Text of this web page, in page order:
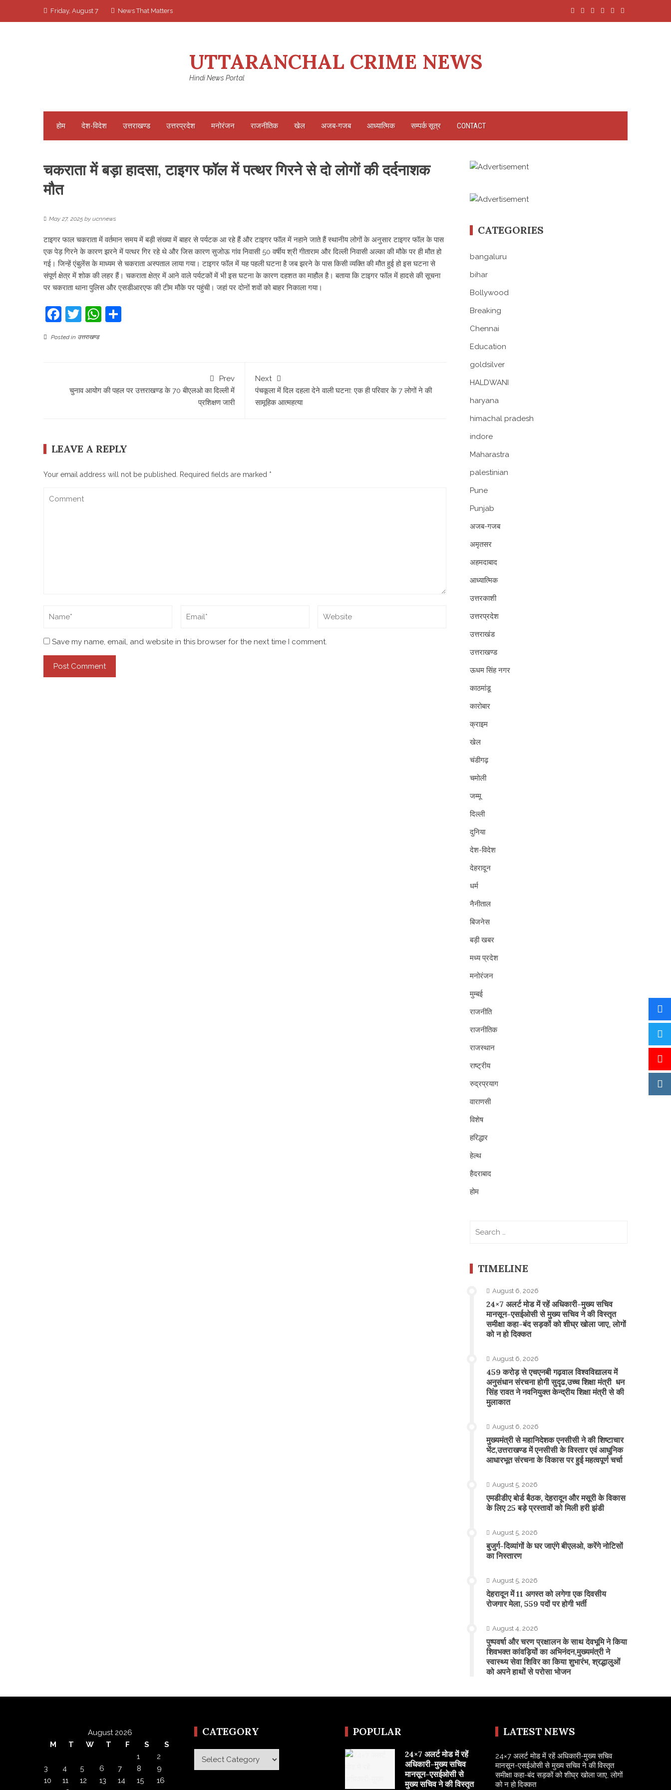
Friday, August 7 News That Matters
UTTARANCHAL CRIME NEWS
Hindi News Portal
होम देश-विदेश उत्तराखण्ड उत्तरप्रदेश मनोरंजन राजनीतिक खेल अजब-गजब आध्यात्मिक सम्पर्क सूत्र CONTACT
चकराता में बड़ा हादसा, टाइगर फॉल में पत्थर गिरने से दो लोगों की दर्दनाशक
मौत
May 27, 2025 by ucnnews
टाइगर फाल चकराता में वर्तमान समय में बड़ी संख्या में बाहर से पर्यटक आ रहे हैं और टाइगर फॉल में नहाने जाते हैं स्थानीय लोगों के अनुसार टाइगर फॉल के पास
एक पेड़ गिरने के कारण झरने में पत्थर गिर रहे थे और जिस कारण सुजोऊ गांव निवासी 50 वर्षीय श्री गीताराम और दिल्ली निवासी अल्का की मौके पर ही मौत हो
गई। जिन्हें एंबुलेंस के माध्यम से चकराता अस्पताल लाया गया। टाइगर फॉल में यह पहली घटना है जब झरने के पास किसी व्यक्ति की मौत हुई हो इस घटना से
संपूर्ण क्षेत्र में शोक की लहर हैं। चकराता क्षेत्र में आने वाले पर्यटकों में भी इस घटना के कारण दहशत का माहौल है। बताया कि टाइगर फॉल में हादसे की सूचना
पर चकराता थाना पुलिस और एसडीआरएफ की टीम मौके पर पहुंची। जहां पर दोनों शवों को बाहर निकाला गया।
Facebook
TwitterWhatsApp
Posted in उत्तराखण्ड
Prev
चुनाव आयोग की पहल पर उत्तराखण्ड के 70 बीएलओ का दिल्ली में
प्रशिक्षण जारी
Next
पंचकूला में दिल दहला देने वाली घटना: एक ही परिवार के 7 लोगों ने की
सामूहिक आत्महत्या
LEAVE A REPLY
Your email address will not be published. Required fields are marked *
Save my name, email, and website in this browser for the next time I comment.
CATEGORIES
bangaluru
bihar
Bollywood
Breaking
Chennai
Education
goldsilver
HALDWANI
haryana
himachal pradesh
indore
Maharastra
palestinian
Pune
Punjab
अजब-गजब
अमृतसर
अहमदाबाद
आध्यात्मिक
उत्तरकाशी
उत्तरप्रदेश
उत्तराखंड
उत्तराखण्ड
ऊधम सिंह नगर
काठमांडू
कारोबार
क्राइम
खेल
चंडीगढ़
चमोली
जम्मू
दिल्ली
दुनिया
देश-विदेश
देहरादून
धर्म
नैनीताल
बिजनेस
बड़ी खबर
मध्य प्रदेश
मनोरंजन
मुम्बई
राजनीति
राजनीतिक
राजस्थान
राष्ट्रीय
रुद्रप्रयाग
वाराणसी
विशेष
हरिद्धार
हेल्थ
हैदराबाद
होम
TIMELINE
August 6, 2026
24×7 अलर्ट मोड में रहें अधिकारी-मुख्य सचिव
मानसून-एसईओसी से मुख्य सचिव ने की विस्तृत
समीक्षा कहा-बंद सड़कों को शीघ्र खोला जाए, लोगों
को न हो दिक्कत
August 6, 2026
459 करोड़ से एचएनबी गढ़वाल विश्वविद्यालय में
अनुसंधान संरचना होगी सुदृढ,उच्च शिक्षा मंत्री धन
सिंह रावत ने नवनियुक्त केन्द्रीय शिक्षा मंत्री से की
मुलाकात
August 6, 2026
मुख्यमंत्री से महानिदेशक एनसीसी ने की शिष्टाचार
भेंट,उत्तराखण्ड में एनसीसी के विस्तार एवं आधुनिक
आधारभूत संरचना के विकास पर हुई महत्वपूर्ण चर्चा
August 5, 2026
एमडीडीए बोर्ड बैठक, देहरादून और मसूरी के विकास
के लिए 25 बड़े प्रस्तावों को मिली हरी झंडी
August 5, 2026
बुजुर्ग-दिव्यांगों के घर जाएंगे बीएलओ, करेंगे नोटिसों
का निस्तारण
August 5, 2026
​देहरादून में 11 अगस्त को लगेगा एक दिवसीय
रोजगार मेला, 559 पदों पर होगी भर्ती
August 4, 2026
पुष्पवर्षा और चरण प्रक्षालन के साथ देवभूमि ने किया
शिवभक्त कांवड़ियों का अभिनंदन,मुख्यमंत्री ने
स्वास्थ्य सेवा शिविर का किया शुभारंभ, श्रद्धालुओं
को अपने हाथों से परोसा भोजन
August 2026
M
T W T F S
S
1
2
3
4 5 6 7 8
9
10
11 12 13 14 15
16
CATEGORY
Category
POPULAR
24×7 अलर्ट मोड में रहें
अधिकारी-मुख्य सचिव
मानसून-एसईओसी से
मुख्य सचिव ने की विस्तृत
LATEST NEWS
24×7 अलर्ट मोड में रहें अधिकारी-मुख्य सचिव
मानसून-एसईओसी से मुख्य सचिव ने की विस्तृत
समीक्षा कहा-बंद सड़कों को शीघ्र खोला जाए, लोगों
को न हो दिक्कत